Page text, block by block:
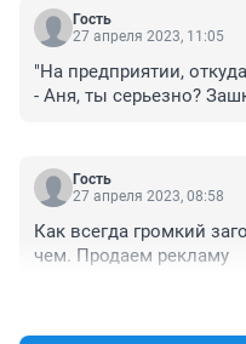
Гость
27 апреля 2023, 11:05
"На предприятии,
- Аня, ты серьезно?
Гость
27 апреля 2023, 08:58
Как всегда громкий
чем. Продаем рекламу